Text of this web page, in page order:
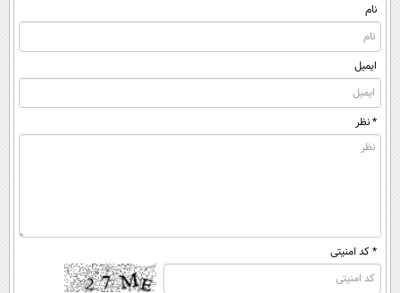
نام
ایمیل
* نظر
* کد امنیتی